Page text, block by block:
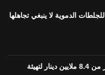
تونس تخصص أكثر من 8.4 ملايين دينار لتهيئة